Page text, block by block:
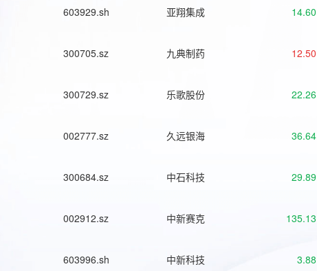
603929.sh 亚翔集成 14.60
300705.sz 九典制药 12.50
300729.sz 乐歌股份 22.26
002777.sz 久远银海 36.64
300684.sz 中石科技 29.89
002912.sz 中新赛克 135.13
603996.sh 中新科技 3.88